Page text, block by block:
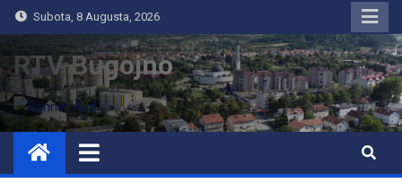
Subota, 8 Augusta, 2026
RTV Bugojno